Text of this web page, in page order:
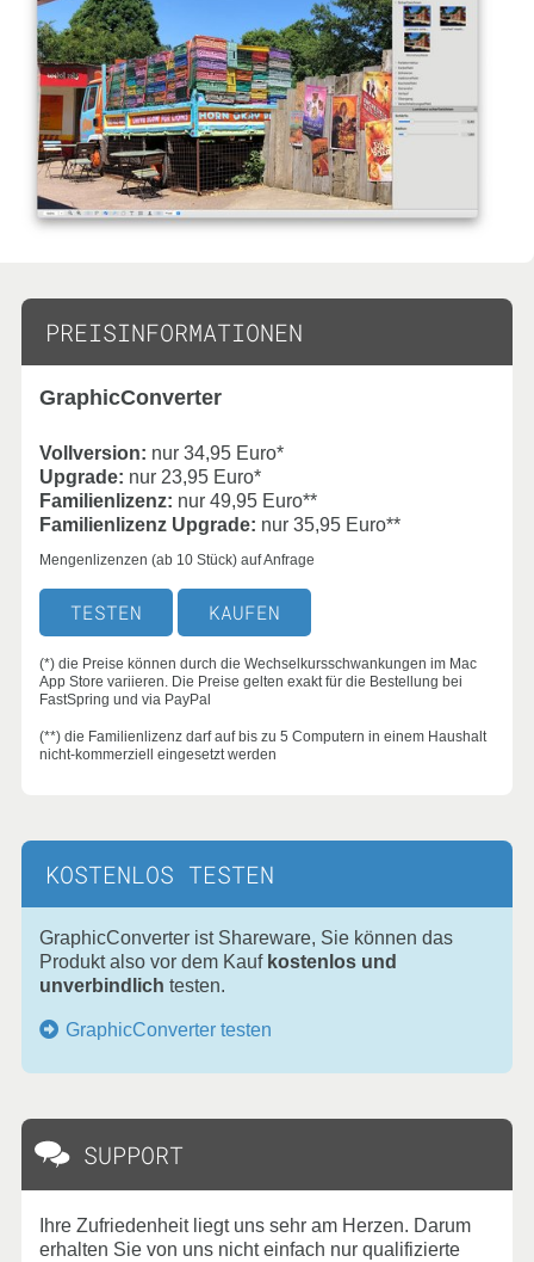
PREISINFORMATIONEN
GraphicConverter
Vollversion: nur 34,95 Euro*
Upgrade: nur 23,95 Euro*
Familienlizenz: nur 49,95 Euro**
Familienlizenz Upgrade: nur 35,95 Euro**
Mengenlizenzen (ab 10 Stück) auf Anfrage
TESTEN KAUFEN
(*) die Preise können durch die Wechselkursschwankungen im Mac
App Store variieren. Die Preise gelten exakt für die Bestellung bei
FastSpring und via PayPal
(**) die Familienlizenz darf auf bis zu 5 Computern in einem Haushalt
nicht-kommerziell eingesetzt werden
KOSTENLOS TESTEN
GraphicConverter ist Shareware, Sie können das
Produkt also vor dem Kauf kostenlos und
unverbindlich testen.
GraphicConverter testen
SUPPORT
Ihre Zufriedenheit liegt uns sehr am Herzen. Darum
erhalten Sie von uns nicht einfach nur qualifizierte